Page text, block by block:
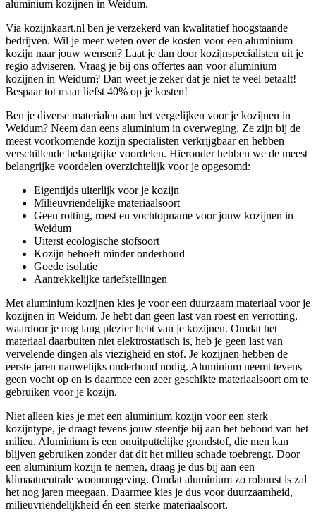
aluminium kozijnen in Weidum.
Via kozijnkaart.nl ben je verzekerd van kwalitatief hoogstaande
bedrijven. Wil je meer weten over de kosten voor een aluminium
kozijn naar jouw wensen? Laat je dan door kozijnspecialisten uit je
regio adviseren. Vraag je bij ons offertes aan voor aluminium
kozijnen in Weidum? Dan weet je zeker dat je niet te veel betaalt!
Bespaar tot maar liefst 40% op je kosten!
Ben je diverse materialen aan het vergelijken voor je kozijnen in
Weidum? Neem dan eens aluminium in overweging. Ze zijn bij de
meest voorkomende kozijn specialisten verkrijgbaar en hebben
verschillende belangrijke voordelen. Hieronder hebben we de meest
belangrijke voordelen overzichtelijk voor je opgesomd:
Eigentijds uiterlijk voor je kozijn
Milieuvriendelijke materiaalsoort
Geen rotting, roest en vochtopname voor jouw kozijnen in
Weidum
Uiterst ecologische stofsoort
Kozijn behoeft minder onderhoud
Goede isolatie
Aantrekkelijke tariefstellingen
Met aluminium kozijnen kies je voor een duurzaam materiaal voor je
kozijnen in Weidum. Je hebt dan geen last van roest en verrotting,
waardoor je nog lang plezier hebt van je kozijnen. Omdat het
materiaal daarbuiten niet elektrostatisch is, heb je geen last van
vervelende dingen als viezigheid en stof. Je kozijnen hebben de
eerste jaren nauwelijks onderhoud nodig. Aluminium neemt tevens
geen vocht op en is daarmee een zeer geschikte materiaalsoort om te
gebruiken voor je kozijn.
Niet alleen kies je met een aluminium kozijn voor een sterk
kozijntype, je draagt tevens jouw steentje bij aan het behoud van het
milieu. Aluminium is een onuitputtelijke grondstof, die men kan
blijven gebruiken zonder dat dit het milieu schade toebrengt. Door
een aluminium kozijn te nemen, draag je dus bij aan een
klimaatneutrale woonomgeving. Omdat aluminium zo robuust is zal
het nog jaren meegaan. Daarmee kies je dus voor duurzaamheid,
milieuvriendelijkheid én een sterke materiaalsoort.